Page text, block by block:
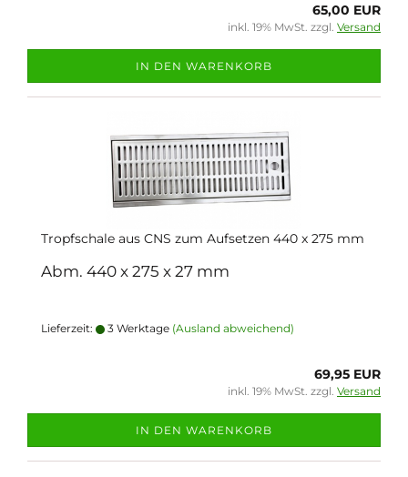
65,00 EUR
inkl. 19% MwSt. zzgl. Versand
IN DEN WARENKORB
Tropfschale aus CNS zum Aufsetzen 440 x 275 mm
Abm. 440 x 275 x 27 mm
Lieferzeit: 3 Werktage (Ausland abweichend)
69,95 EUR
inkl. 19% MwSt. zzgl. Versand
IN DEN WARENKORB